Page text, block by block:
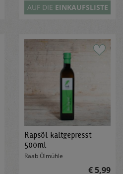
AUF DIE EINKAUFSLISTE
Rapsöl kaltgepresst
500ml
Raab Ölmühle
€ 5,99